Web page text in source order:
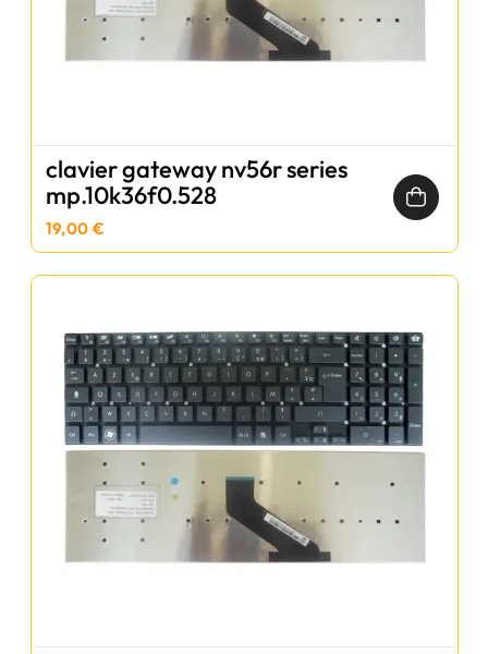
clavier gateway nv56r series
mp.10k36f0.528
19,00 €